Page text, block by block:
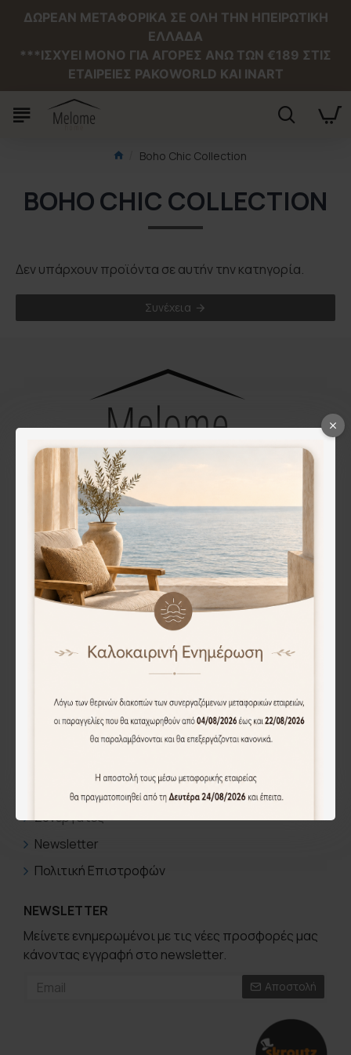
ΔΩΡΕΑΝ ΜΕΤΑΦΟΡΙΚΑ ΣΕ ΟΛΗ ΤΗΝ ΗΠΕΙΡΩΤΙΚΗ
ΕΛΛΑΔΑ
***ΙΣΧΥΕΙ MONO ΓΙΑ ΑΓΟΡΕΣ ΑΝΩ ΤΩΝ €189 ΣΤΙΣ
ΕΤΑΙΡΕΙΕΣ PAKOWORLD ΚΑΙ INART
Boho Chic Collection
BOHO CHIC COLLECTION
Δεν υπάρχουν προϊόντα σε αυτήν την κατηγορία.
Συνέχεια
ΕΞΥΠΗΡΈΤΗΣΗ ΠΕΛΑΤΏΝ
Επικοινωνία
Επιστροφές
Χάρτης Ιστότοπου
Εταιρείες
Πολιτική Απορρήτου
Όροι Χρήσης
ΛΟΓΑΡΙΑΣΜΟΣ
Ιστορικό Παραγγελιών
Συνεργάτες
Newsletter
Πολιτική Επιστροφών
NEWSLETTER
Μείνετε ενημερωμένοι με τις νέες προσφορές μας
κάνοντας εγγραφή στο newsletter.
Αποστολή